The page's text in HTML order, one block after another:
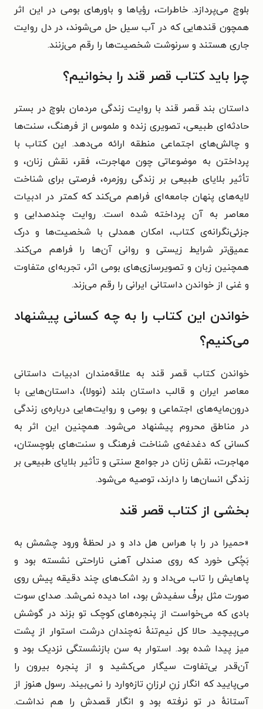
بلوچ می‌پردازد. خاطرات، رؤیاها و باورهای بومی در این اثر
همچون قندهایی که در آب سیل حل می‌شوند، در دل روایت
جاری هستند و سرنوشت شخصیت‌ها را رقم می‌زنند.
چرا باید کتاب قصر قند را بخوانیم؟
داستان بند قصر قند با روایت زندگی مردمان بلوچ در بستر
حادثه‌ای طبیعی، تصویری زنده و ملموس از فرهنگ، سنت‌ها
و چالش‌های اجتماعی منطقه ارائه می‌دهد. این کتاب با
پرداختن به موضوعاتی چون مهاجرت، فقر، نقش زنان، و
تأثیر بلایای طبیعی بر زندگی روزمره، فرصتی برای شناخت
لایه‌های پنهان جامعه‌ای فراهم می‌کند که کمتر در ادبیات
معاصر به آن پرداخته شده است. روایت چندصدایی و
جزئی‌نگرانه‌ی کتاب، امکان همدلی با شخصیت‌ها و درک
عمیق‌تر شرایط زیستی و روانی آن‌ها را فراهم می‌کند.
همچنین زبان و تصویرسازی‌های بومی اثر، تجربه‌ای متفاوت
و غنی از خواندن داستانی ایرانی را رقم می‌زند.
خواندن این کتاب را به چه کسانی پیشنهاد
می‌کنیم؟
خواندن کتاب قصر قند به علاقه‌مندان ادبیات داستانی
معاصر ایران و قالب داستان بلند (نوولا)، داستان‌هایی با
درون‌مایه‌های اجتماعی و بومی و روایت‌هایی درباره‌ی زندگی
در مناطق محروم پیشنهاد می‌شود. همچنین این اثر به
کسانی که دغدغه‌ی شناخت فرهنگ و سنت‌های بلوچستان،
مهاجرت، نقش زنان در جوامع سنتی و تأثیر بلایای طبیعی بر
زندگی انسان‌ها را دارند، توصیه می‌شود.
بخشی از کتاب قصر قند
«حمیرا در را با هراس هل داد و در لحظهٔ ورود چشمش به
بَچُکی خورد که روی صندلی آهنی ناراحتی نشسته بود و
پاهایش را تاب می‌داد و ردِ اشک‌های چند دقیقه پیش روی
صورت مثل برفْ سفیدش بود، اما دیده نمی‌شد. صدای سوت
بادی که می‌خواست از پنجره‌های کوچک تو بزند در گوشش
می‌پیچید. حالا کل نیم‌تنهٔ نه‌چندان درشت استوار از پشت
میز پیدا شده بود. استوار به سن بازنشستگی نزدیک بود و
آن‌قدر بی‌تفاوت سیگار می‌کشید و از پنجره بیرون را
می‌پایید که انگار زنِ لرزانِ تازه‌وارد را نمی‌بیند. رسول هنوز از
آستانهٔ در تو نرفته بود و انگار قصدش را هم نداشت.